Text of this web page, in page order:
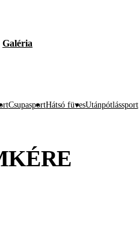
Galéria
CsupasportHátsó füvesUtánpótlássport